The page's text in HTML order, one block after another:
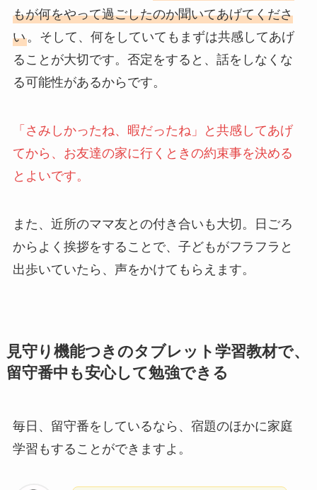
もが何をやって過ごしたのか聞いてあげてくださ
い。そして、何をしていてもまずは共感してあげ
ることが大切です。否定をすると、話をしなくな
る可能性があるからです。
「さみしかったね、暇だったね」と共感してあげ
てから、お友達の家に行くときの約束事を決める
とよいです。
また、近所のママ友との付き合いも大切。日ごろ
からよく挨拶をすることで、子どもがフラフラと
出歩いていたら、声をかけてもらえます。
見守り機能つきのタブレット学習教材で、
留守番中も安心して勉強できる
毎日、留守番をしているなら、宿題のほかに家庭
学習もすることができますよ。